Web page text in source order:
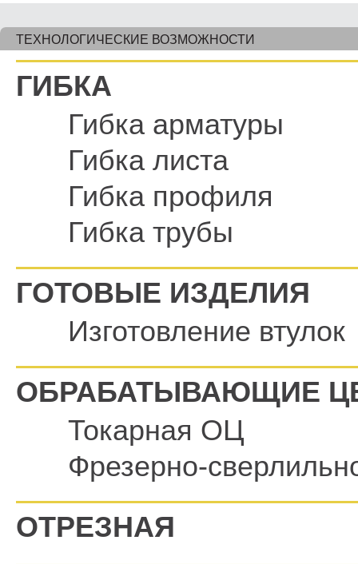
ТЕХНОЛОГИЧЕСКИЕ ВОЗМОЖНОСТИ
ГИБКА
Гибка арматуры
Гибка листа
Гибка профиля
Гибка трубы
ГОТОВЫЕ ИЗДЕЛИЯ
Изготовление втулок
ОБРАБАТЫВАЮЩИЕ
Токарная ОЦ
Фрезерно-
ОТРЕЗНАЯ